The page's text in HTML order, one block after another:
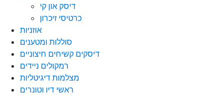
דיסק און קי
כרטיסי זיכרון
אוזניות
סוללות ומטענים
דיסקים קשיחים חיצוניים
רמקולים ניידים
מצלמות דיגיטליות
ראשי דיו וטונרים